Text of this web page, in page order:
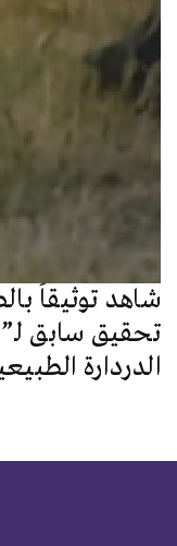
شاهد توثيقاً
تحقيق سابق
الدردارة